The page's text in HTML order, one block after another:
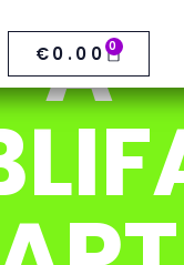
€0.000
A